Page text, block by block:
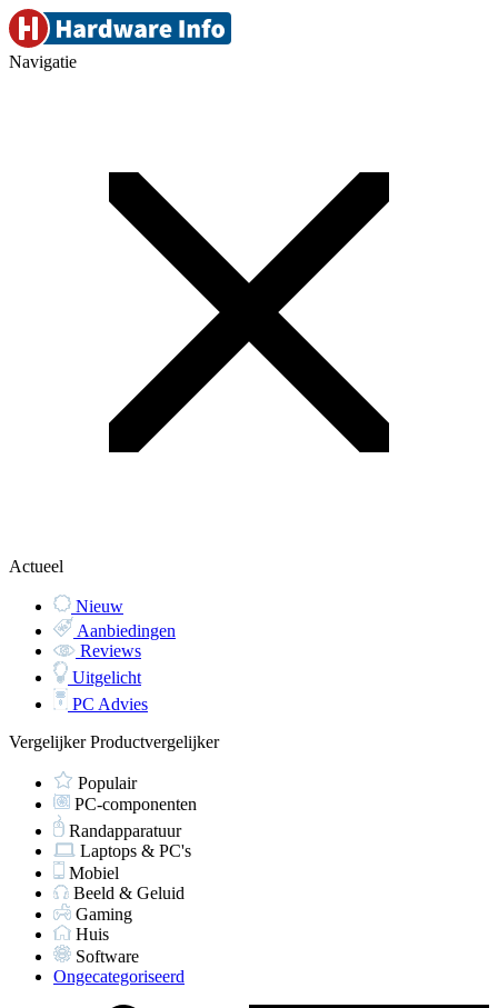
Navigatie
Actueel
Nieuw
Aanbiedingen
Reviews
Uitgelicht
PC Advies
VergelijkerProductvergelijker
Populair
PC-componenten
Randapparatuur
Laptops & PC's
Mobiel
Beeld & Geluid
Gaming
Huis
Software
Ongecategoriseerd